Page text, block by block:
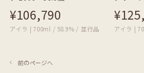
¥106,790
アイラ | 700ml / 58.9% / 並行品 アイラ |
前のページへ